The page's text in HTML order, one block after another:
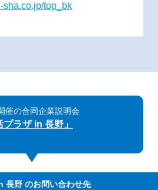
sha.co.jp/top_bk
催の合同企業説明会
プラザ in 長野」
長野 のお問い合わせ先